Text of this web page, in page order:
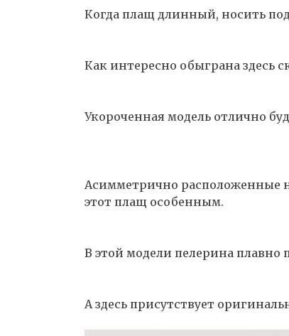
Когда плащ длинный, носить
Как интересно обыграна здесь
Укороченная модель отлично
Асимметрично расположенные
этот плащ особенным.
В этой модели пелерина плавно
А здесь присутствует